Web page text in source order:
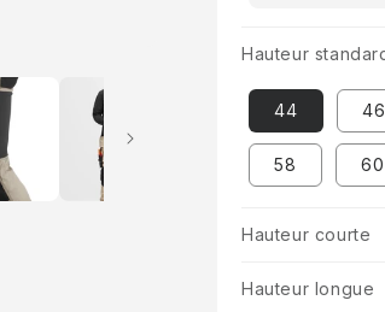
Hauteur
44 46
58 60
Hauteur courte
Hauteur longue